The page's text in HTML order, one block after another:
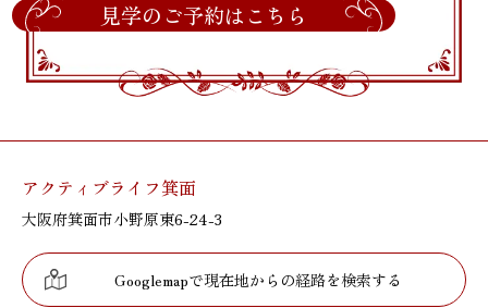
見学のご予約はこちら
アクティブライフ箕面
大阪府箕面市小野原東6-24-3
Googlemapで現在地からの経路を検索する